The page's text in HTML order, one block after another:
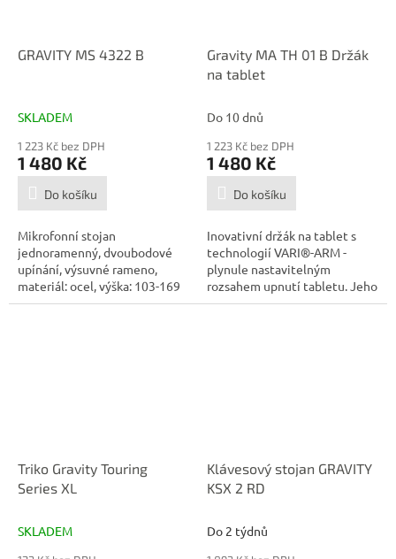
GRAVITY MS 4322 B
SKLADEM
1 223 Kč bez DPH
1 480 Kč
Do košíku
Mikrofonní stojan
jednoramenný, dvoubodové
upínání, výsuvné rameno,
materiál: ocel, výška: 103-169
cm, délka ramene:...
Gravity MA TH 01 B Držák
na tablet
Do 10 dnů
1 223 Kč bez DPH
1 480 Kč
Do košíku
Inovativní držák na tablet s
technologií VARI®-ARM -
plynule nastavitelným
rozsahem upnutí tabletu. Jeho
plynule...
Triko Gravity Touring
Series XL
SKLADEM
Klávesový stojan GRAVITY
KSX 2 RD
Do 2 týdnů